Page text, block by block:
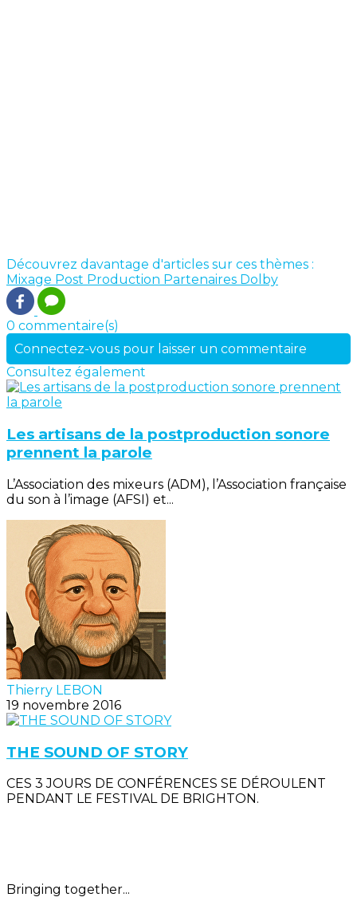
Découvrez davantage d'articles sur ces thèmes :
Mixage Post Production Partenaires Dolby
0 commentaire(s)
Connectez-vous pour laisser un commentaire
Consultez également
Les artisans de la postproduction sonore
prennent la parole
L’Association des mixeurs (ADM), l’Association française
du son à l’image (AFSI) et...
Thierry LEBON
19 novembre 2016
THE SOUND OF STORY
CES 3 JOURS DE CONFÉRENCES SE DÉROULENT
PENDANT LE FESTIVAL DE BRIGHTON.
Bringing together...